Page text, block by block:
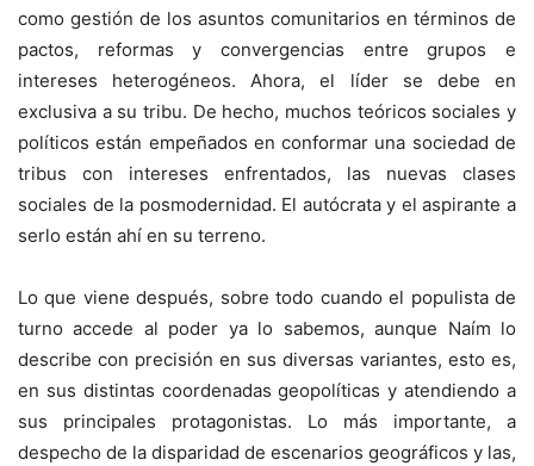
como gestión de los asuntos comunitarios en términos de
pactos, reformas y convergencias entre grupos e
intereses heterogéneos. Ahora, el líder se debe en
exclusiva a su tribu. De hecho, muchos teóricos sociales y
políticos están empeñados en conformar una sociedad de
tribus con intereses enfrentados, las nuevas clases
sociales de la posmodernidad. El autócrata y el aspirante a
serlo están ahí en su terreno.
Lo que viene después, sobre todo cuando el populista de
turno accede al poder ya lo sabemos, aunque Naím lo
describe con precisión en sus diversas variantes, esto es,
en sus distintas coordenadas geopolíticas y atendiendo a
sus principales protagonistas. Lo más importante, a
despecho de la disparidad de escenarios geográficos y las,